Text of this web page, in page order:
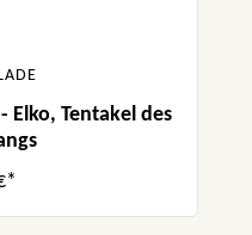
Elko, Tentakel des